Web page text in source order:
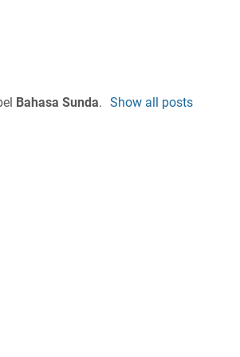
Bahasa Sunda. Show all posts